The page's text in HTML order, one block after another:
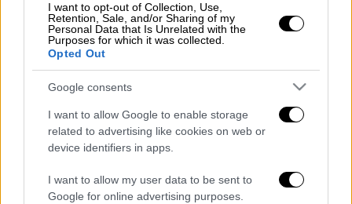
I want to opt-out of Collection, Use,
Retention, Sale, and/or Sharing of my
Personal Data that Is Unrelated with the
Purposes for which it was collected.
Opted Out
Google consents
I want to allow Google to enable storage
related to advertising like cookies on web or
device identifiers in apps.
I want to allow my user data to be sent to
Google for online advertising purposes.
το κρίσιμο τετ- α- τετ
Σύμφωνα με το αμερικανικό μέσο, το οποίο
επικαλείται δύο πηγέςπου γνωρίζουν το
ζήτημα, το τετ -α- τετ των δύο προέδρων
καιΡωσίας πιθανώς θα
πραγματοποιηθεί την επόμενη εβδομάδα. Ο
Αμερικανός πρόεδρος, στη συνέχεια, έχει
βάλει στόχο να διοργανώσει
τριμερή
συνάντηση με την συμμετοχή Πούτιν, αλλά